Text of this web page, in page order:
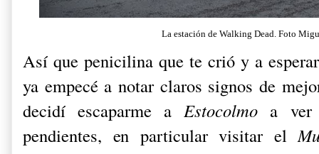
La estación de Walking Dead. Foto
Así que penicilina que te crió y a
ya empecé a notar claros signos de
decidí escaparme aEstocolmo a ver
pendientes, en particular visitar el